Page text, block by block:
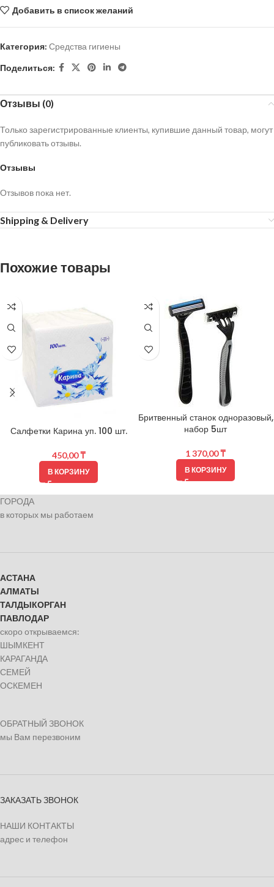
Добавить в список желаний
Категория: Средства гигиены
Поделиться:
Отзывы (0)
Отзывы
Отзывов пока нет.
Только зарегистрированные клиенты, купившие данный товар, могут
публиковать отзывы.
Shipping & Delivery
Похожие товары
Салфетки Карина уп. 100 шт.
450,00₸
В КОРЗИНУ
Бритвенный станок одноразовый,
набор 5шт
1 370,00₸
В КОРЗИНУ
ГОРОДА
в которых мы работаем
АСТАНА
АЛМАТЫ
ТАЛДЫКОРГАН
ПАВЛОДАР
скоро открываемся:
ШЫМКЕНТ
КАРАГАНДА
СЕМЕЙ
ОСКЕМЕН
ОБРАТНЫЙ ЗВОНОК
мы Вам перезвоним
ЗАКАЗАТЬ ЗВОНОК
НАШИ КОНТАКТЫ
адрес и телефон